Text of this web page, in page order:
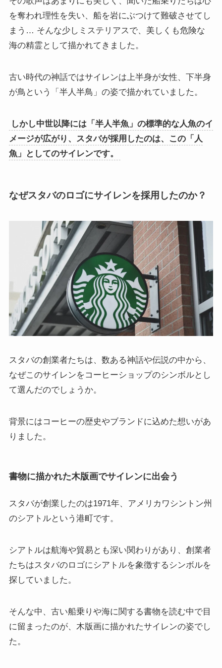
を奪われ理性を失い、船を岩にぶつけて難破させてし
まう… そんな少しミステリアスで、美しくも危険な
海の精霊として描かれてきました。
古い時代の神話ではサイレンは上半身が女性、下半身
が鳥という「半人半鳥」の姿で描かれていました。
しかし中世以降には「半人半魚」の標準的な人魚のイ
メージが広がり、スタバが採用したのは、この「人
魚」としてのサイレンです。
なぜスタバのロゴにサイレンを採用したのか？
スタバの創業者たちは、数ある神話や伝説の中から、
なぜこのサイレンをコーヒーショップのシンボルとし
て選んだのでしょうか。
背景にはコーヒーの歴史やブランドに込めた想いがあ
りました。
書物に描かれた木版画でサイレンに出会う
スタバが創業したのは1971年、アメリカワシントン州
のシアトルという港町です。
シアトルは航海や貿易とも深い関わりがあり、創業者
たちはスタバのロゴにシアトルを象徴するシンボルを
探していました。
そんな中、古い船乗りや海に関する書物を読む中で目
に留まったのが、木版画に描かれたサイレンの姿でし
た。